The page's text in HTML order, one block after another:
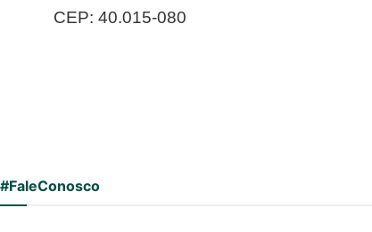
CEP: 40.015-080
#FaleConosco